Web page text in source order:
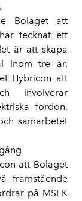
Bolaget att
tecknat ett
är att skapa
inom tre år.
Hybricon att
involverar
fordon.
samarbetet
att Bolaget
framstående
på MSEK